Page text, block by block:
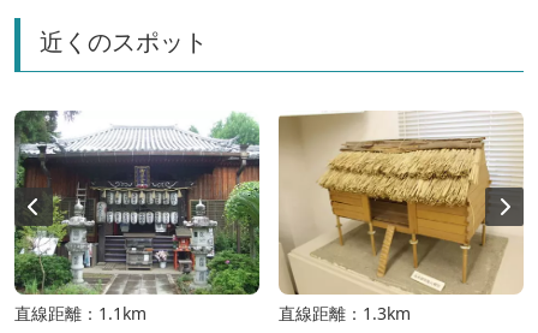
近くのスポット
直線距離：1.1km 直線距離：1.3km